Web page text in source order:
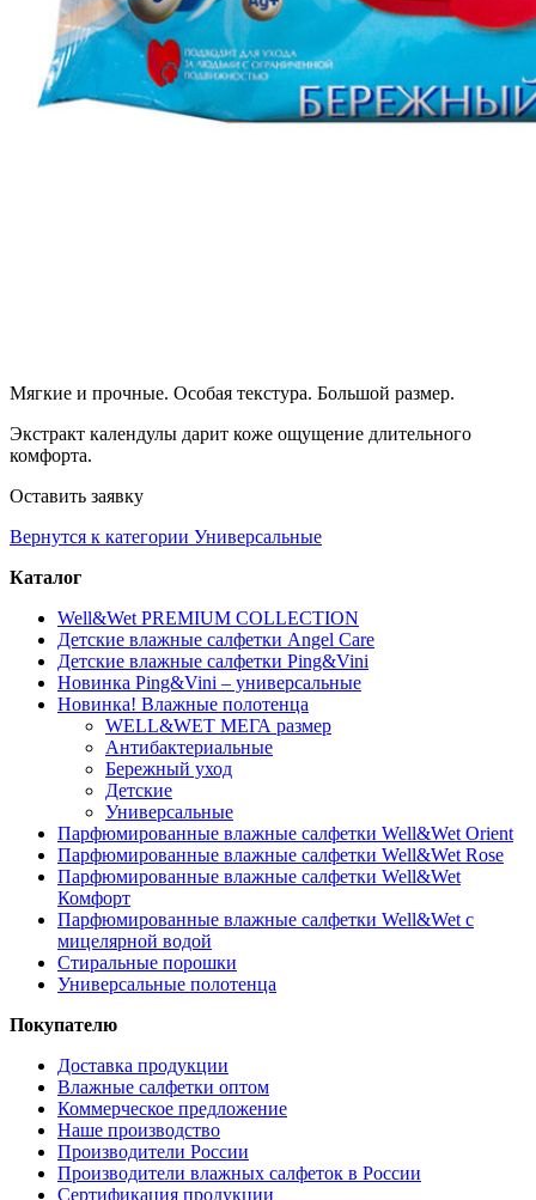
Мягкие и прочные. Особая текстура. Большой размер.
Экстракт календулы дарит коже ощущение длительного
комфорта.
Оставить заявку
Вернутся к категории Универсальные
Каталог
Well&Wet PREMIUM COLLECTION
Детские влажные салфетки Angel Care
Детские влажные салфетки Ping&Vini
Новинка Ping&Vini – универсальные
Новинка! Влажные полотенца
WELL&WET МЕГА размер
Антибактериальные
Бережный уход
Детские
Универсальные
Парфюмированные влажные салфетки Well&Wet Orient
Парфюмированные влажные салфетки Well&Wet Rose
Парфюмированные влажные салфетки Well&Wet
Комфорт
Парфюмированные влажные салфетки Well&Wet с
мицелярной водой
Стиральные порошки
Универсальные полотенца
Покупателю
Доставка продукции
Влажные салфетки оптом
Коммерческое предложение
Наше производство
Производители России
Производители влажных салфеток в России
Сертификация продукции